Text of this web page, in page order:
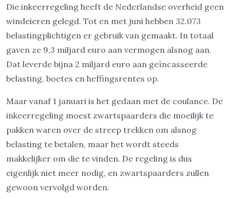
Die inkeerregeling heeft de Nederlandse overheid geen
windeieren gelegd. Tot en met juni hebben 32.073
belastingplichtigen er gebruik van gemaakt. In totaal
gaven ze 9,3 miljard euro aan vermogen alsnog aan.
Dat leverde bijna 2 miljard euro aan geïncasseerde
belasting, boetes en heffingsrentes op.
Maar vanaf 1 januari is het gedaan met de coulance. De
inkeerregeling moest zwartspaarders die moeilijk te
pakken waren over de streep trekken om alsnog
belasting te betalen, maar het wordt steeds
makkelijker om die te vinden. De regeling is dus
eigenlijk niet meer nodig, en zwartspaarders zullen
gewoon vervolgd worden.